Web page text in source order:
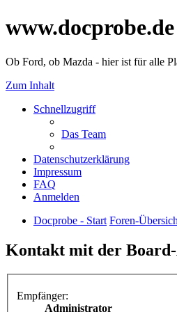
www.docprobe.de
Ob Ford, ob Mazda - hier ist für alle
Zum Inhalt
Schnellzugriff
Das Team
Datenschutzerklärung
Impressum
FAQ
Anmelden
Docprobe - Start Foren-
Kontakt mit der
Empfänger:
Administrator